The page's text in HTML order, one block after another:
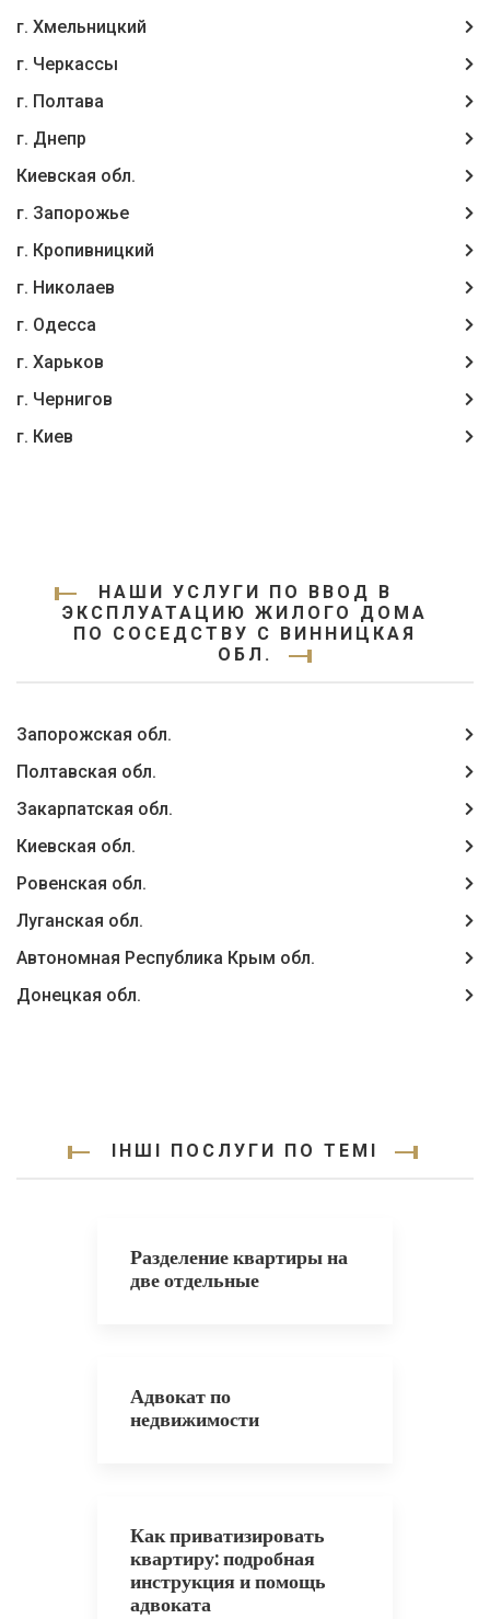
г. Хмельницкий
г. Черкассы
г. Полтава
г. Днепр
Киевская обл.
г. Запорожье
г. Кропивницкий
г. Николаев
г. Одесса
г. Харьков
г. Чернигов
г. Киев
НАШИ УСЛУГИ ПО ВВОД В
ЭКСПЛУАТАЦИЮ ЖИЛОГО ДОМА
ПО СОСЕДСТВУ С ВИННИЦКАЯ
ОБЛ.
Запорожская обл.
Полтавская обл.
Закарпатская обл.
Киевская обл.
Ровенская обл.
Луганская обл.
Автономная Республика Крым обл.
Донецкая обл.
ІНШІ ПОСЛУГИ ПО ТЕМІ
Разделение квартиры на
две отдельные
Адвокат по
недвижимости
Как приватизировать
квартиру: подробная
инструкция и помощь
адвоката